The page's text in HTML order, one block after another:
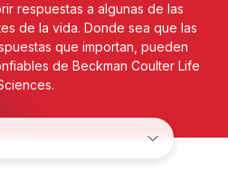
respuestas a algunas de las
de la vida. Donde sea que las
que importan, pueden
de Beckman Coulter Life